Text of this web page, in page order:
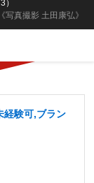
《写真撮影 土田康弘》
経験可,ブラン